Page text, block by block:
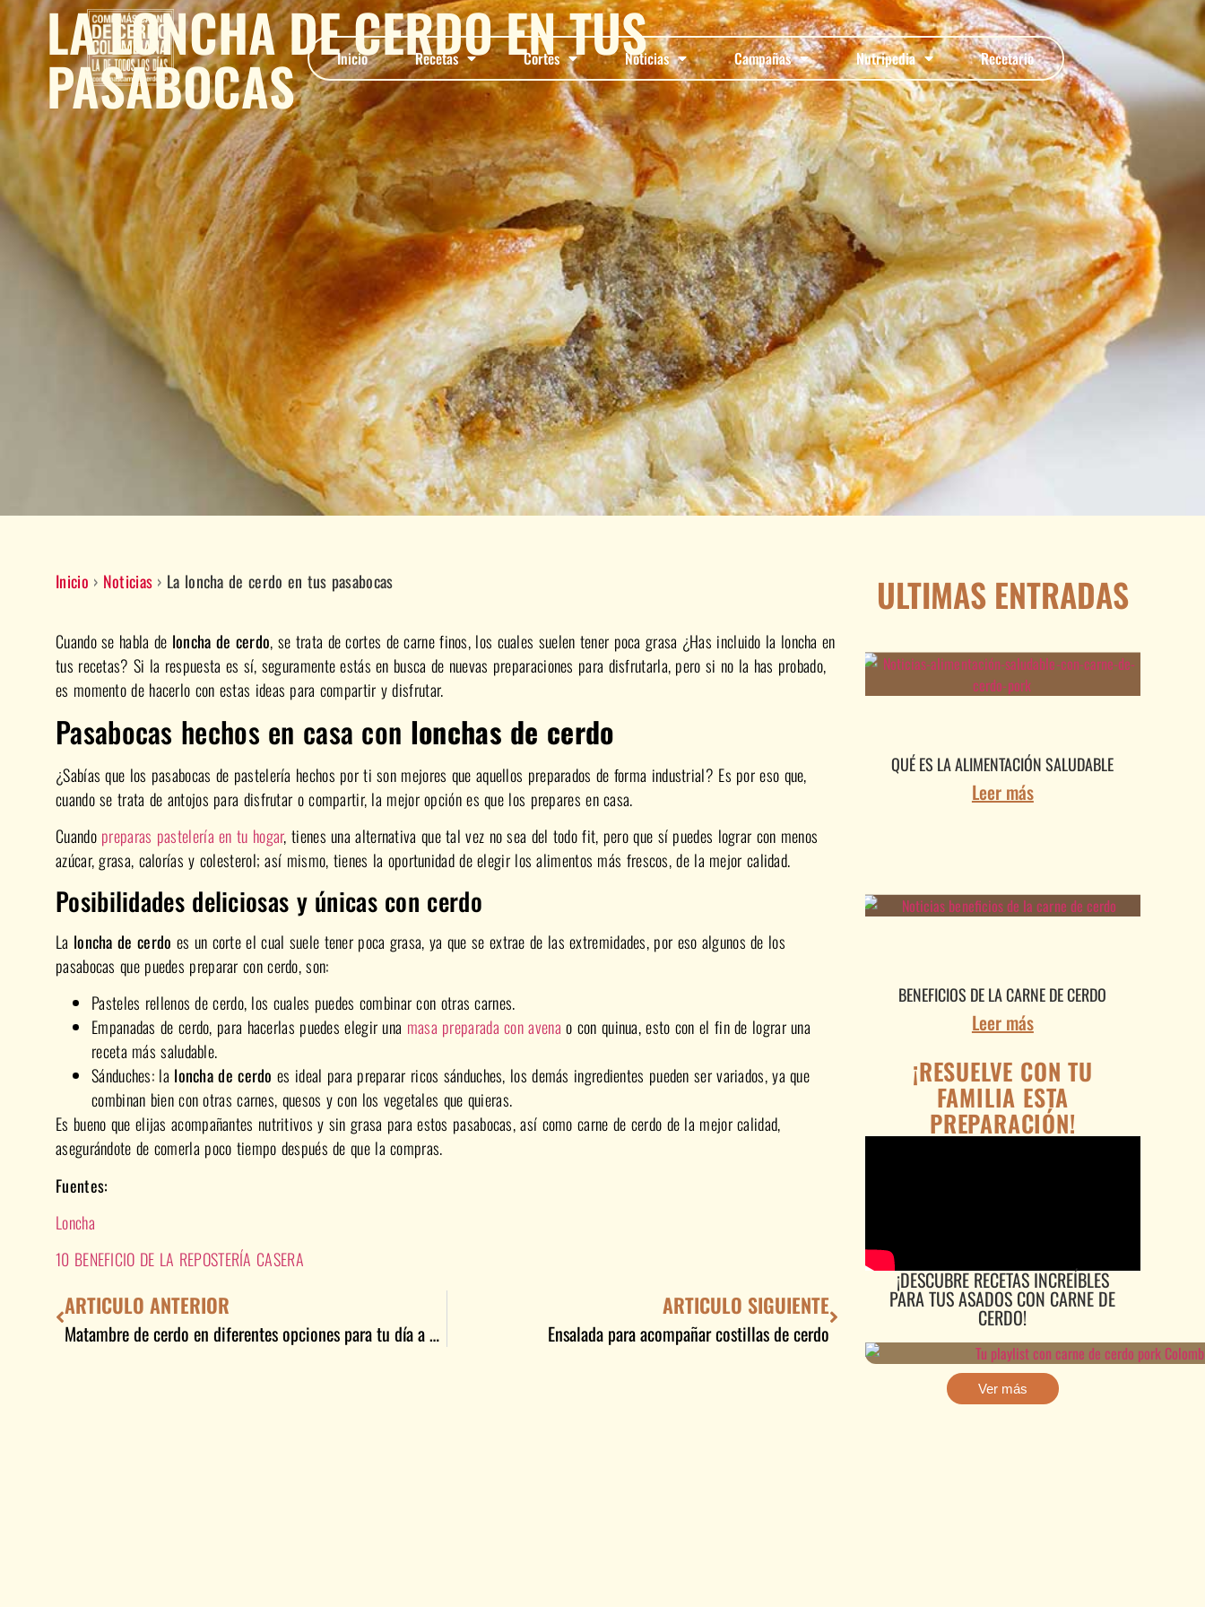
Inicio Recetas Cortes Noticias Campañas Nutripedia Recetario
LA LONCHA DE CERDO EN TUS
PASABOCAS
Inicio › Noticias › La loncha de cerdo en tus pasabocas
Cuando se habla de loncha de cerdo, se trata de cortes de carne finos, los cuales suelen tener poca grasa ¿Has incluido la loncha en
tus recetas? Si la respuesta es sí, seguramente estás en busca de nuevas preparaciones para disfrutarla, pero si no la has probado,
es momento de hacerlo con estas ideas para compartir y disfrutar.
Pasabocas hechos en casa con lonchas de cerdo
¿Sabías que los pasabocas de pastelería hechos por ti son mejores que aquellos preparados de forma industrial? Es por eso que,
cuando se trata de antojos para disfrutar o compartir, la mejor opción es que los prepares en casa.
Cuandopreparas pastelería en tu hogar, tienes una alternativa que tal vez no sea del todo fit, pero que sí puedes lograr con menos
azúcar, grasa, calorías y colesterol; así mismo, tienes la oportunidad de elegir los alimentos más frescos, de la mejor calidad.
Posibilidades deliciosas y únicas con cerdo
La loncha de cerdo es un corte el cual suele tener poca grasa, ya que se extrae de las extremidades, por eso algunos de los
pasabocas que puedes preparar con cerdo, son:
Pasteles rellenos de cerdo, los cuales puedes combinar con otras carnes.
Empanadas de cerdo, para hacerlas puedes elegir una masa preparada con avena o con quinua, esto con el fin de lograr una
receta más saludable.
Sánduches: la loncha de cerdoes ideal para preparar ricos sánduches, los demás ingredientes pueden ser variados, ya que
combinan bien con otras carnes, quesos y con los vegetales que quieras.
Es bueno que elijas acompañantes nutritivos y sin grasa para estos pasabocas, así como carne de cerdo de la mejor calidad,
asegurándote de comerla poco tiempo después de que la compras.
Fuentes:
Loncha
10 BENEFICIO DE LA REPOSTERÍA CASERA
ARTICULO ANTERIOR
Matambre de cerdo en diferentes opciones para tu día a día
ARTICULO SIGUIENTE
Ensalada para acompañar costillas de cerdo
ULTIMAS ENTRADAS
QUÉ ES LA ALIMENTACIÓN SALUDABLE
Leer más
BENEFICIOS DE LA CARNE DE CERDO
Leer más
¡RESUELVE CON TU
FAMILIA ESTA
PREPARACIÓN!
¡DESCUBRE RECETAS INCREÍBLES
PARA TUS ASADOS CON CARNE DE
CERDO!
Ver más